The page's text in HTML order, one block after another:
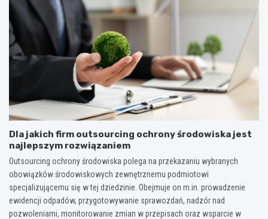
Dla jakich firm outsourcing ochrony środowiska jest
najlepszym rozwiązaniem
Outsourcing ochrony środowiska polega na przekazaniu wybranych
obowiązków środowiskowych zewnętrznemu podmiotowi
specjalizującemu się w tej dziedzinie. Obejmuje on m.in. prowadzenie
ewidencji odpadów, przygotowywanie sprawozdań, nadzór nad
pozwoleniami, monitorowanie zmian w przepisach oraz wsparcie w